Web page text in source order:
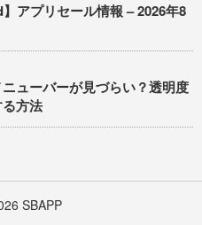
】アプリセール情報 – 2026年8
ューバーが見づらい？透明度
方法
SBAPP